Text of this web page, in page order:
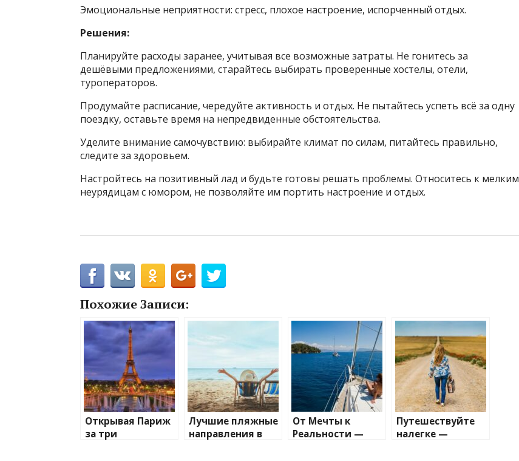
Эмоциональные неприятности: стресс, плохое настроение, испорченный отдых.
Решения:
Планируйте расходы заранее, учитывая все возможные затраты. Не гонитесь за
дешёвыми предложениями, старайтесь выбирать проверенные хостелы, отели,
туроператоров.
Продумайте расписание, чередуйте активность и отдых. Не пытайтесь успеть всё за одну
поездку, оставьте время на непредвиденные обстоятельства.
Уделите внимание самочувствию: выбирайте климат по силам, питайтесь правильно,
следите за здоровьем.
Настройтесь на позитивный лад и будьте готовы решать проблемы. Относитесь к мелким
неурядицам с юмором, не позволяйте им портить настроение и отдых.
Похожие Записи:
Открывая Париж
за три
Лучшие пляжные
направления в
От Мечты к
Реальности —
Путешествуйте
налегке —